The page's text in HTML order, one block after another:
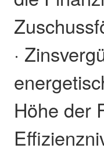
·
Höhe der